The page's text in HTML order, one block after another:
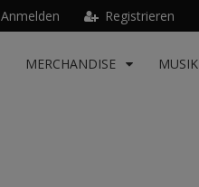
Anmelden Registrieren
MERCHANDISE MUSIK